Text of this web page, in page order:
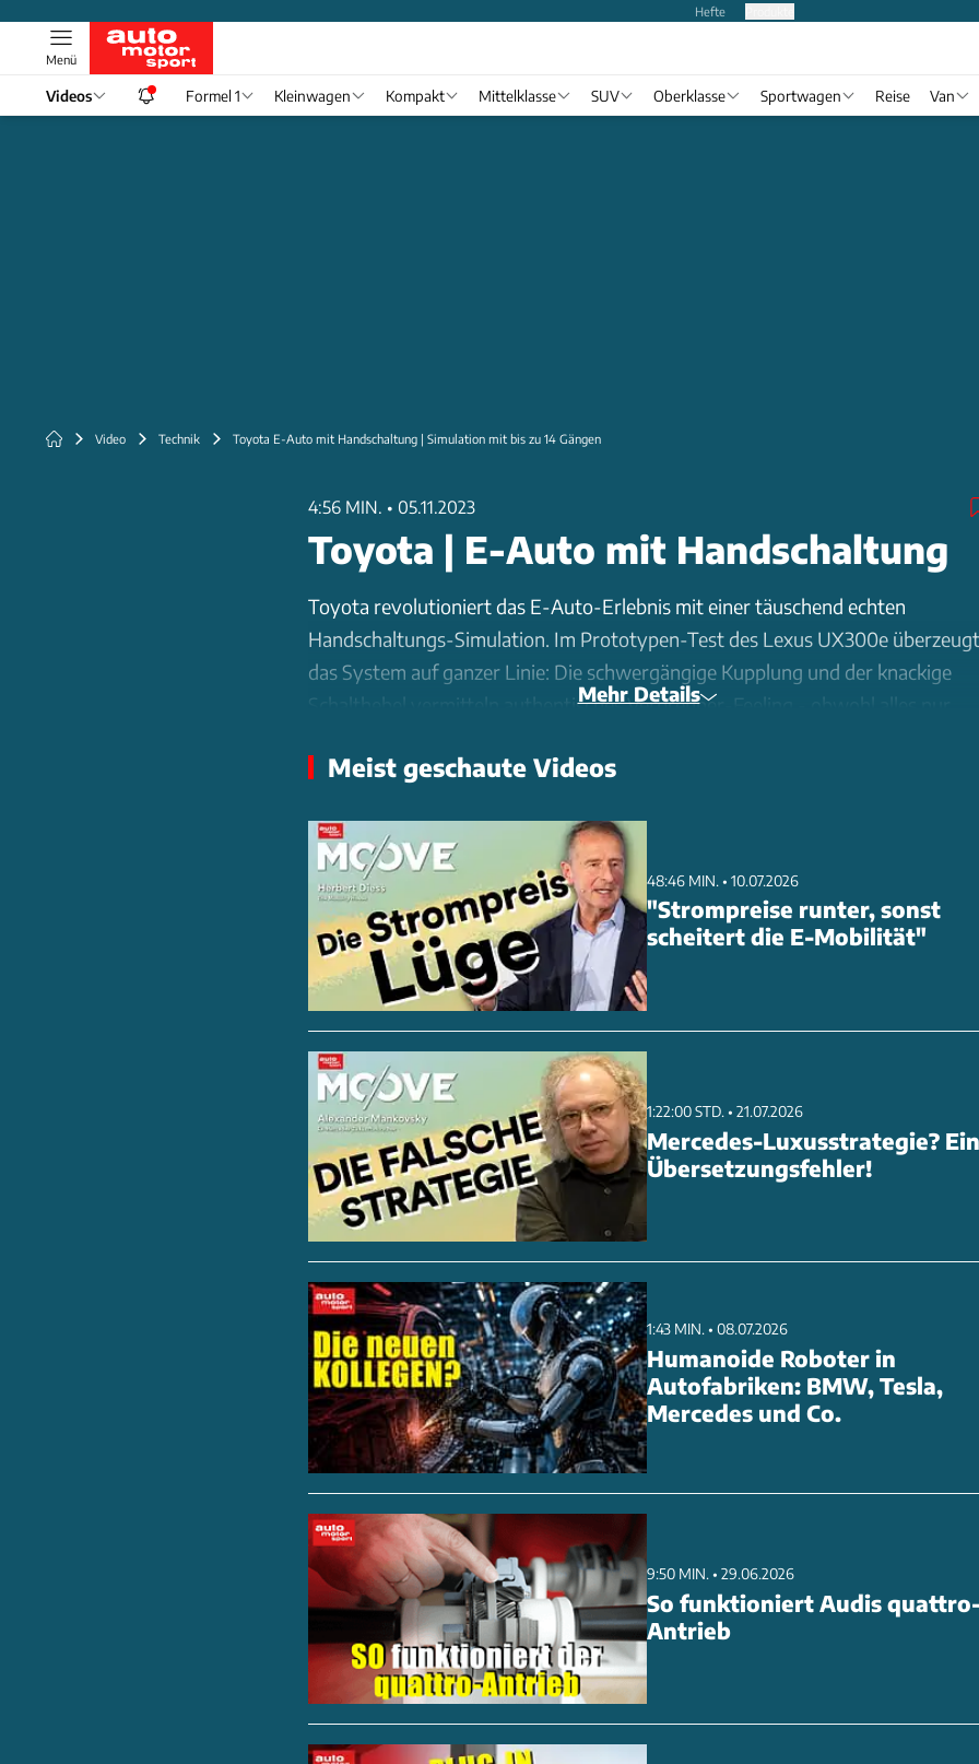
Hefte
Menü
Videos Formel 1 Kleinwagen Kompakt Mittelklasse SUV Oberklasse Sportwagen Reise Van
Video Technik Toyota E-Auto mit Handschaltung | Simulation mit bis zu 14 Gängen
4:56 MIN. • 05.11.2023
Toyota | E-Auto mit Handschaltung
Toyota revolutioniert das E-Auto-Erlebnis mit einer täuschend echten
Handschaltungs-Simulation. Im Prototypen-Test des Lexus UX300e überzeugt
das System auf ganzer Linie: Die schwergängige Kupplung und der knackige
Schalthebel vermitteln authentisches Verbrenner-Feeling - obwohl alles nur
virtuelle Gänge sind möglich, die Elektronik fügt sogar realistische
Zugkraftunterbrechungen und Schaltruck-Simulationen ein. Ein
Soundgenerator steuert passende Motorengeräusche bei, inklusive
Vibrationen beim untertourigen Fahren.
Besonders clever: Schaltfehler bleiben folgenlos, ein virtueller
Drehzahlbegrenzer schützt vor dem 'Überdrehen'. Das System könnte 2026 im
elektrischen GR-Sportwagen FT-Se deb
Mehr Details
Meist geschaute Videos
48:46 MIN. • 10.07.2026
"Strompreise runter, sonst
scheitert die E-Mobilität"
1:22:00 STD. • 21.07.2026
Mercedes-Luxusstrategie? Ein
Übersetzungsfehler!
1:43 MIN. • 08.07.2026
Humanoide Roboter in
Autofabriken: BMW, Tesla,
Mercedes und Co.
9:50 MIN. • 29.06.2026
So funktioniert Audis
Antrieb